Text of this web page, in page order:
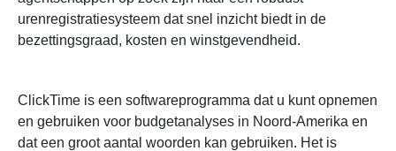
urenregistratiesysteem dat snel inzicht biedt in de
bezettingsgraad, kosten en winstgevendheid.
ClickTime is een softwareprogramma dat u kunt opnemen
en gebruiken voor budgetanalyses in Noord-Amerika en
dat een groot aantal woorden kan gebruiken. Het is